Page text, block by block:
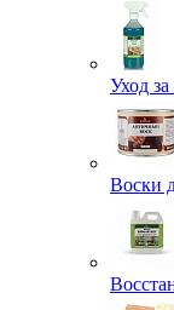
Уход
Воски